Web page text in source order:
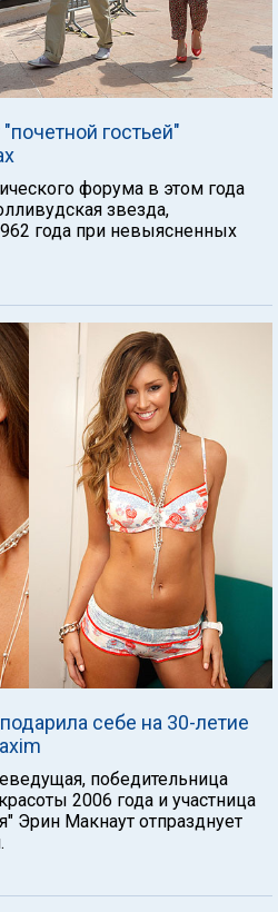
гостьей"
форума в этом года
звезда,
года при невыясненных
себе на 30-летие
победительница
2006 года и участница
Эрин Макнаут отпразднует